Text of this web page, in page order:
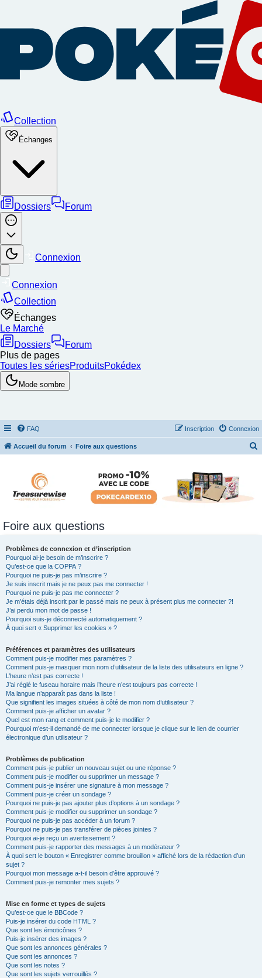
FAQ Connexion
Inscription
Accueil du forum Foire aux questions
Foire aux questions
Problèmes de connexion et d’inscription
Pourquoi ai-je besoin de m’inscrire ?
Qu’est-ce que la COPPA ?
Pourquoi ne puis-je pas m’inscrire ?
Je suis inscrit mais je ne peux pas me connecter !
Pourquoi ne puis-je pas me connecter ?
Je m’étais déjà inscrit par le passé mais ne peux à présent plus me connecter ?!
J’ai perdu mon mot de passe !
Pourquoi suis-je déconnecté automatiquement ?
À quoi sert « Supprimer les cookies » ?
Préférences et paramètres des utilisateurs
Comment puis-je modifier mes paramètres ?
Comment puis-je masquer mon nom d’utilisateur de la liste des utilisateurs en ligne ?
L’heure n’est pas correcte !
J’ai réglé le fuseau horaire mais l’heure n’est toujours pas correcte !
Ma langue n’apparaît pas dans la liste !
Que signifient les images situées à côté de mon nom d’utilisateur ?
Comment puis-je afficher un avatar ?
Quel est mon rang et comment puis-je le modifier ?
Pourquoi m’est-il demandé de me connecter lorsque je clique sur le lien de courrier
électronique d’un utilisateur ?
Problèmes de publication
Comment puis-je publier un nouveau sujet ou une réponse ?
Comment puis-je modifier ou supprimer un message ?
Comment puis-je insérer une signature à mon message ?
Comment puis-je créer un sondage ?
Pourquoi ne puis-je pas ajouter plus d’options à un sondage ?
Comment puis-je modifier ou supprimer un sondage ?
Pourquoi ne puis-je pas accéder à un forum ?
Pourquoi ne puis-je pas transférer de pièces jointes ?
Pourquoi ai-je reçu un avertissement ?
Comment puis-je rapporter des messages à un modérateur ?
À quoi sert le bouton « Enregistrer comme brouillon » affiché lors de la rédaction d’un
sujet ?
Pourquoi mon message a-t-il besoin d’être approuvé ?
Comment puis-je remonter mes sujets ?
Mise en forme et types de sujets
Qu’est-ce que le BBCode ?
Puis-je insérer du code HTML ?
Que sont les émoticônes ?
Puis-je insérer des images ?
Que sont les annonces générales ?
Que sont les annonces ?
Que sont les notes ?
Que sont les sujets verrouillés ?